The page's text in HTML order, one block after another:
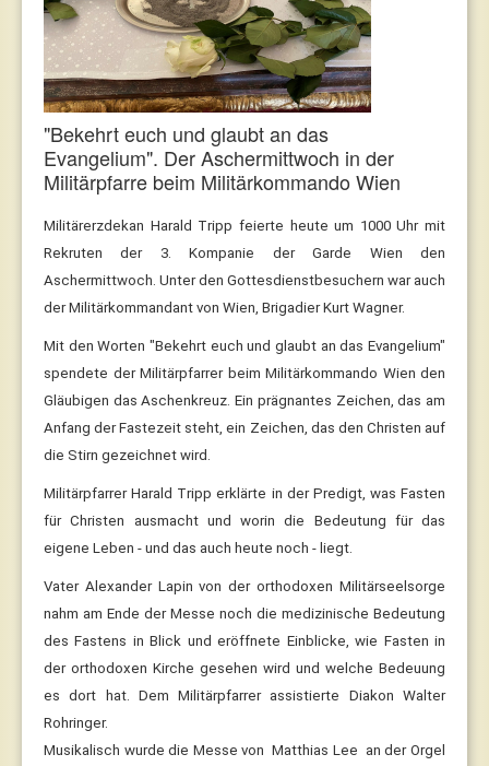
"Bekehrt euch und glaubt an das
Evangelium". Der Aschermittwoch in der
Militärpfarre beim Militärkommando Wien
Militärerzdekan Harald Tripp feierte heute um 1000 Uhr mit
Rekruten der 3. Kompanie der Garde Wien den
Aschermittwoch. Unter den Gottesdienstbesuchern war auch
der Militärkommandant von Wien, Brigadier Kurt Wagner.
Mit den Worten "Bekehrt euch und glaubt an das Evangelium"
spendete der Militärpfarrer beim Militärkommando Wien den
Gläubigen das Aschenkreuz. Ein prägnantes Zeichen, das am
Anfang der Fastezeit steht, ein Zeichen, das den Christen auf
die Stirn gezeichnet wird.
Militärpfarrer Harald Tripp erklärte in der Predigt, was Fasten
für Christen ausmacht und worin die Bedeutung für das
eigene Leben - und das auch heute noch - liegt.
Vater Alexander Lapin von der orthodoxen Militärseelsorge
nahm am Ende der Messe noch die medizinische Bedeutung
des Fastens in Blick und eröffnete Einblicke, wie Fasten in
der orthodoxen Kirche gesehen wird und welche Bedeuung
es dort hat. Dem Militärpfarrer assistierte Diakon Walter
Rohringer.
Musikalisch wurde die Messe von Matthias Lee an der Orgel